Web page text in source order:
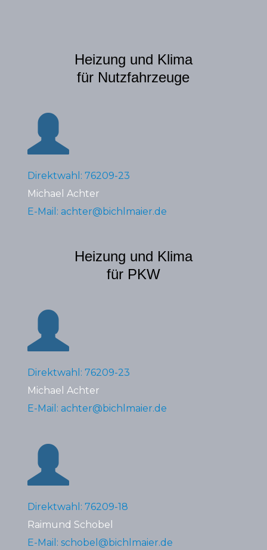
Heizung und Klima
für Nutzfahrzeuge
Direktwahl: 76209-23
Michael Achter
E-Mail: achter@bichlmaier.de
Heizung und Klima
für PKW
Direktwahl: 76209-23
Michael Achter
E-Mail: achter@bichlmaier.de
Direktwahl: 76209-18
Raimund Schobel
E-Mail: schobel@bichlmaier.de